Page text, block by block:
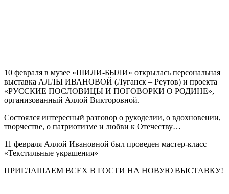
10 февраля в музее «ШИЛИ-БЫЛИ» открылась персональная
выставка АЛЛЫ ИВАНОВОЙ (Луганск – Реутов) и проекта
«РУССКИЕ ПОСЛОВИЦЫ И ПОГОВОРКИ О РОДИНЕ»,
организованный Аллой Викторовной.
Состоялся интересный разговор о рукоделии, о вдохновении,
творчестве, о патриотизме и любви к Отечеству…
11 февраля Аллой Ивановной был проведен мастер-класс
«Текстильные украшения»
ПРИГЛАШАЕМ ВСЕХ В ГОСТИ НА НОВУЮ ВЫСТАВКУ!